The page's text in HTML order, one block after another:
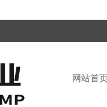
网站首